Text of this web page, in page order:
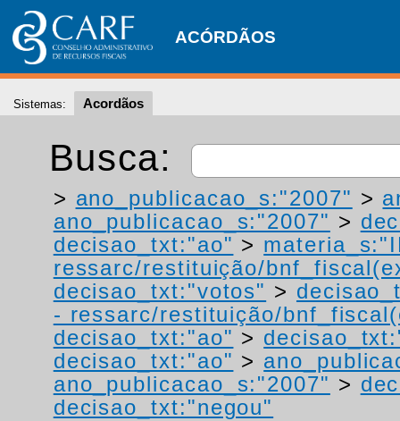
ACÓRDÃOS
Sistemas: Acordãos
Busca:
> ano_publicacao_s:"2007" >
ano_publicacao_s:"2007" >
decisao_txt:"ao" >
ressarc/restituição/
decisao_txt:"votos" >
- ressarc/restituição/
decisao_txt:"ao" >
decisao_txt:"ao" >
ano_publicacao_s:"2007" >
decisao_txt:"negou"